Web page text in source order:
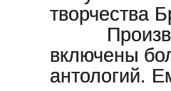
творчества
включены
антологий.